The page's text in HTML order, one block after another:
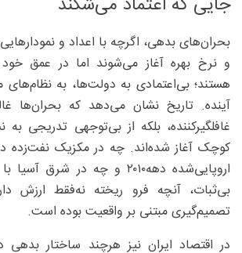
بحران‌های بدهی، اگرچه با اعداد و
و نرخ بهره آغاز می‌شوند اما در عمق خود
هستند؛ بی‌اعتمادی به دولت‌ها، به نظام‌های
آینده. تاریخ نشان می‌دهد که بحران‌ها
غافلگیرکننده، بلکه از بی‌توجهی تدریجی به
اروپایی‌شده دهه۲۰۱۰ و چه در
بی‌ثبات، آنچه فرو ریخته نه‌فقط ارزش
تصمیم‌گیری مبتنی بر واقعیت بوده است.
در اقتصاد ایران نیز هرچند ساختار